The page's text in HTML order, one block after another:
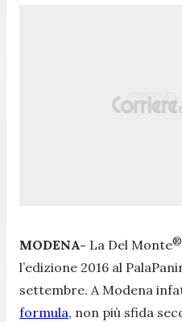
MODENA- La Del Monte®
l’edizione 2016 al
settembre. A Modena
formula, non più sfida